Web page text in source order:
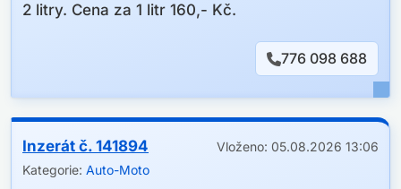
2 litry. Cena za 1 litr 160,- Kč.
776 098 688
Inzerát č. 141894
Vloženo: 05.08.2026 13:06
Kategorie: Auto-Moto